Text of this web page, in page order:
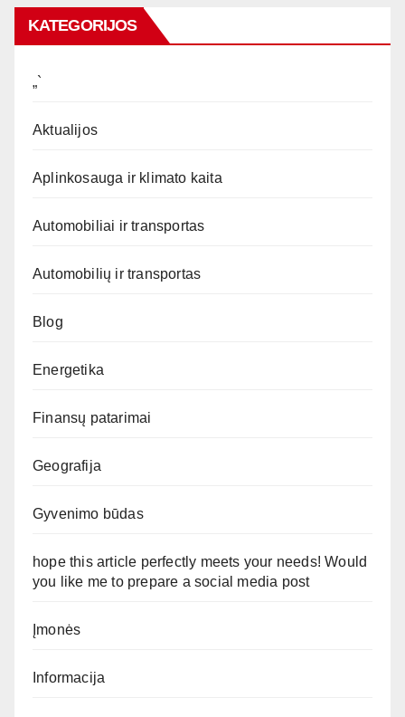
KATEGORIJOS
„`
Aktualijos
Aplinkosauga ir klimato kaita
Automobiliai ir transportas
Automobilių ir transportas
Blog
Energetika
Finansų patarimai
Geografija
Gyvenimo būdas
hope this article perfectly meets your needs! Would
you like me to prepare a social media post
Įmonės
Informacija